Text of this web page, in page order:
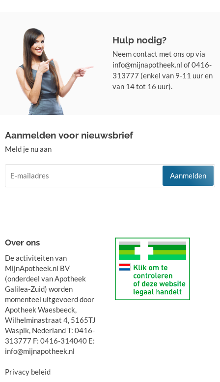
Hulp nodig?
Neem contact met ons op via
info@mijnapotheek.nl of 0416-
313777 (enkel van 9-11 uur en
van 14 tot 16 uur).
Aanmelden voor nieuwsbrief
Meld je nu aan
Aanmelden
Over ons
De activiteiten van
MijnApotheek.nl BV
(onderdeel van Apotheek
Galilea-Zuid) worden
momenteel uitgevoerd door
Apotheek Waesbeeck,
Wilhelminastraat 4, 5165TJ
Waspik, Nederland T: 0416-
313777 F: 0416-314040 E:
info@mijnapotheek.nl
Privacy beleid